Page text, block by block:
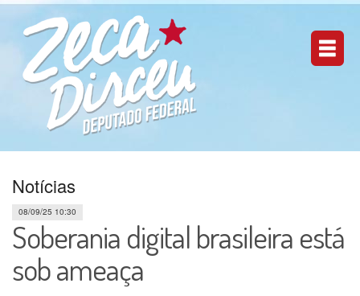
Notícias
08/09/25 10:30
Soberania digital brasileira está
sob ameaça